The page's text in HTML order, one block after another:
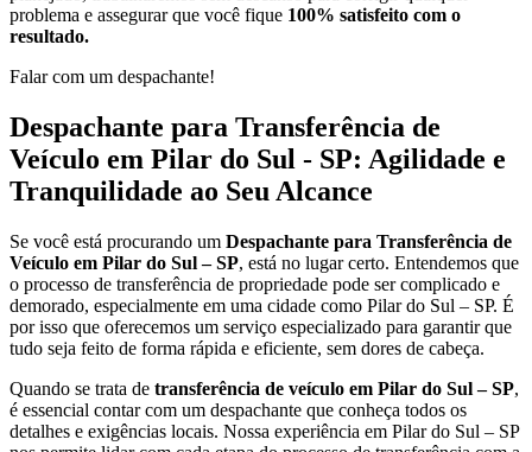
problema e assegurar que você fique 100% satisfeito com o
resultado.
Falar com um despachante!
Despachante para Transferência de
Veículo em Pilar do Sul - SP: Agilidade e
Tranquilidade ao Seu Alcance
Se você está procurando um Despachante para Transferência de
Veículo em Pilar do Sul – SP, está no lugar certo. Entendemos que
o processo de transferência de propriedade pode ser complicado e
demorado, especialmente em uma cidade como Pilar do Sul – SP. É
por isso que oferecemos um serviço especializado para garantir que
tudo seja feito de forma rápida e eficiente, sem dores de cabeça.
Quando se trata de transferência de veículo em Pilar do Sul – SP,
é essencial contar com um despachante que conheça todos os
detalhes e exigências locais. Nossa experiência em Pilar do Sul – SP